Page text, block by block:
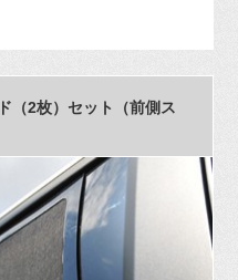
（2枚）セット（前側ス